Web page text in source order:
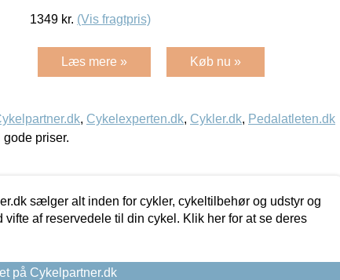
1349 kr. (Vis fragtpris)
Læs mere » Køb nu »
, Cykelexperten.dk, Cykler.dk, Pedalatleten.dk
gode priser.
sælger alt inden for cykler, cykeltilbehør og udstyr og
vifte af reservedele til din cykel. Klik her for at se deres
på Cykelpartner.dk